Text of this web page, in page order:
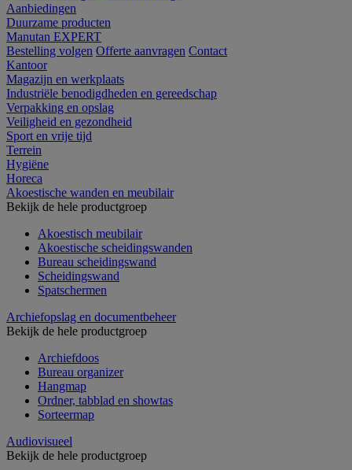
Aanbiedingen
Duurzame producten
Manutan EXPERT
Bestelling volgen Offerte aanvragen Contact
Kantoor
Magazijn en werkplaats
Industriële benodigdheden en gereedschap
Verpakking en opslag
Veiligheid en gezondheid
Sport en vrije tijd
Terrein
Hygiëne
Horeca
Akoestische wanden en meubilair
Bekijk de hele productgroep
Akoestisch meubilair
Akoestische scheidingswanden
Bureau scheidingswand
Scheidingswand
Spatschermen
Archiefopslag en documentbeheer
Bekijk de hele productgroep
Archiefdoos
Bureau organizer
Hangmap
Ordner, tabblad en showtas
Sorteermap
Audiovisueel
Bekijk de hele productgroep